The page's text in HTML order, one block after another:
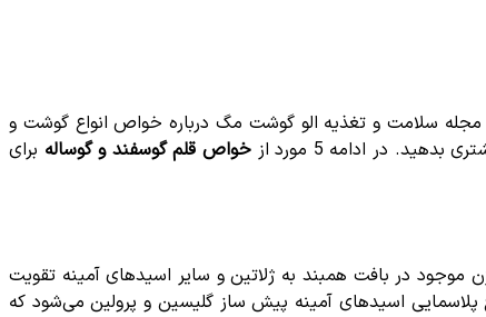
سلامت و تغذیه الو گوشت مگ درباره خواص انواع گوشت و
در ادامه 5 مورد از
خواص قلم گوسفند و گوساله برای
در بافت همبند به ژلاتین و سایر اسیدهای آمینه تقویت
300 میلی لیتر آب استخوان، باعث افزایش سطح پلاسمایی اسیدهای آمینه پیش ساز گلیسین و پرولین می‌شود که